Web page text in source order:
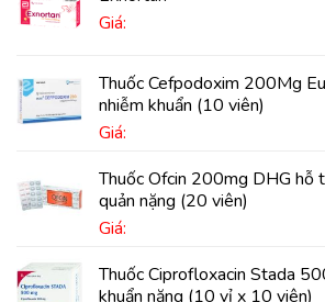
Giá:
Thuốc Cefpodoxim 200Mg
nhiễm khuẩn (10 viên)
Giá:
Thuốc Ofcin 200mg DHG hỗ
quản nặng (20 viên)
Giá:
Thuốc Ciprofloxacin Stada
khuẩn nặng (10 vỉ x 10 viên)